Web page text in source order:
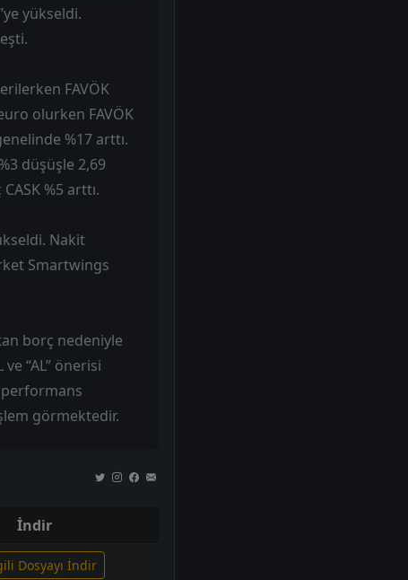
yükseldi.
FAVÖK
olurken FAVÖK
%17 arttı.
düşüşle 2,69
%5 arttı.
Nakit
Smartwings
borç nedeniyle
“AL” önerisi
performans
görmektedir.
İndir
Dosyayı İndir